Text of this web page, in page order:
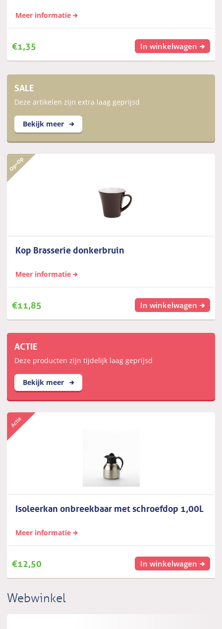
Meer informatie
€1,35 In winkelwagen
SALE
Deze artikelen zijn extra laag geprijsd
Bekijk meer
Kop Brasserie donkerbruin
Meer informatie
€11,85 In winkelwagen
ACTIE
Deze producten zijn tijdelijk laag geprijsd
Bekijk meer
Isoleerkan onbreekbaar met schroefdop 1,00L
Meer informatie
€12,50 In winkelwagen
Webwinkel